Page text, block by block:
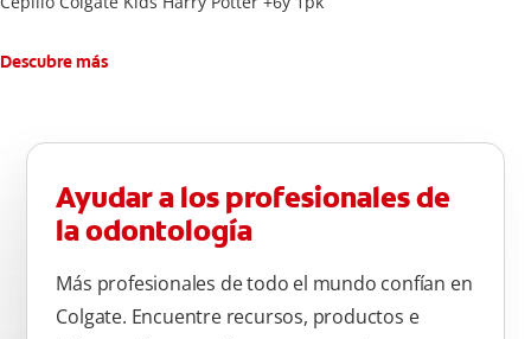
Descubre más
Ayudar a los profesionales de
la odontología
Más profesionales de todo el mundo confían en
Colgate. Encuentre recursos, productos e